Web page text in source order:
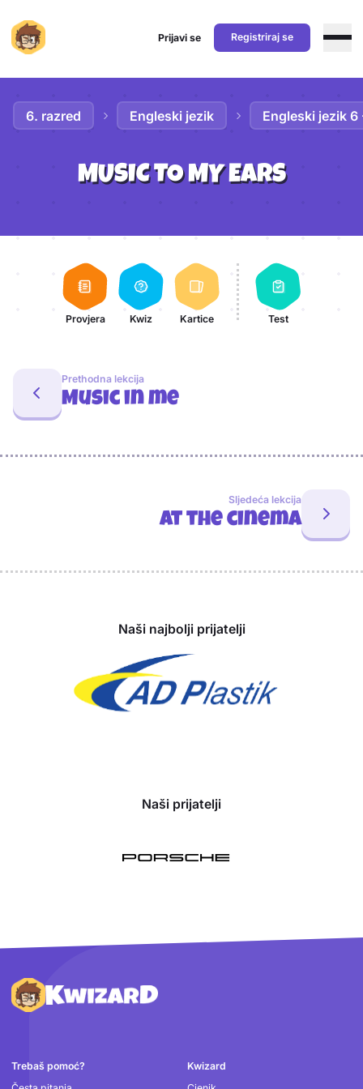
Prijavi se Registriraj se
6. razred Engleski jezik Engleski jezik 6
MUSIC TO MY EARS
Aktivnosti lekcije
Provjera Kwiz Kartice Test
Prethodna lekcija
Music in me
Sljedeća lekcija
At the cinema
Naši najbolji prijatelji
Naši prijatelji
Podnožje
Trebaš pomoć?
Kwizard